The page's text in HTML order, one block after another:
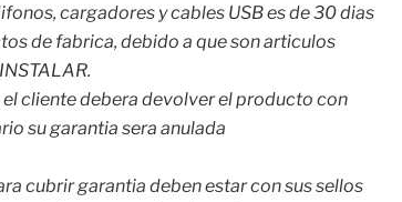
cargadores y cables USB es de 30 dias
de fabrica, debido a que son articulos
el cliente debera devolver el producto con
su garantia sera anulada
cubrir garantia deben estar con sus sellos